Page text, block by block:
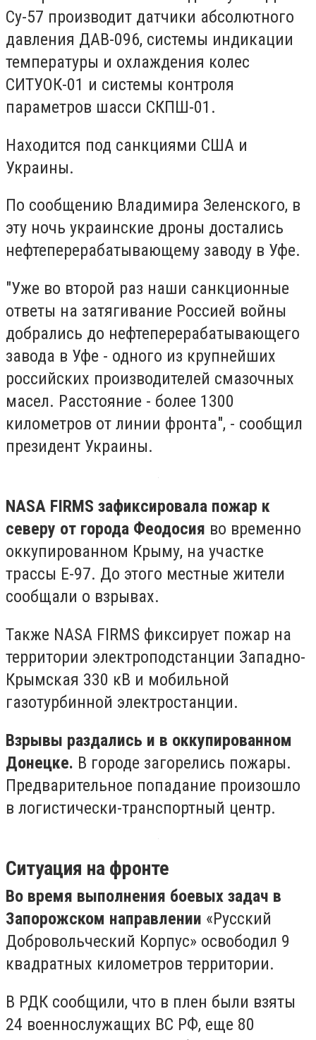
Су-57 производит датчики абсолютного
давления ДАВ-096, системы индикации
температуры и охлаждения колес
СИТУОК-01 и системы контроля
параметров шасси СКПШ-01.
Находится под санкциями США и
Украины.
По сообщению Владимира Зеленского, в
эту ночь украинские дроны достались
нефтеперерабатывающему заводу в Уфе.
"Уже во второй раз наши санкционные
ответы на затягивание Россией войны
добрались до нефтеперерабатывающего
завода в Уфе - одного из крупнейших
российских производителей смазочных
масел. Расстояние - более 1300
километров от линии фронта", - сообщил
президент Украины.
NASA FIRMS зафиксировала пожар к
северу от города Феодосия во временно
оккупированном Крыму, на участке
трассы Е-97. До этого местные жители
сообщали о взрывах.
Также NASA FIRMS фиксирует пожар на
территории электроподстанции Западно-
Крымская 330 кВ и мобильной
газотурбинной электростанции.
Взрывы раздались и в оккупированном
Донецке. В городе загорелись пожары.
Предварительное попадание произошло
в логистически-транспортный центр.
Ситуация на фронте
Во время выполнения боевых задач в
Запорожском направлении «Русский
Добровольческий Корпус» освободил 9
квадратных километров территории.
В РДК сообщили, что в плен были взяты
24 военнослужащих ВС РФ, еще 80